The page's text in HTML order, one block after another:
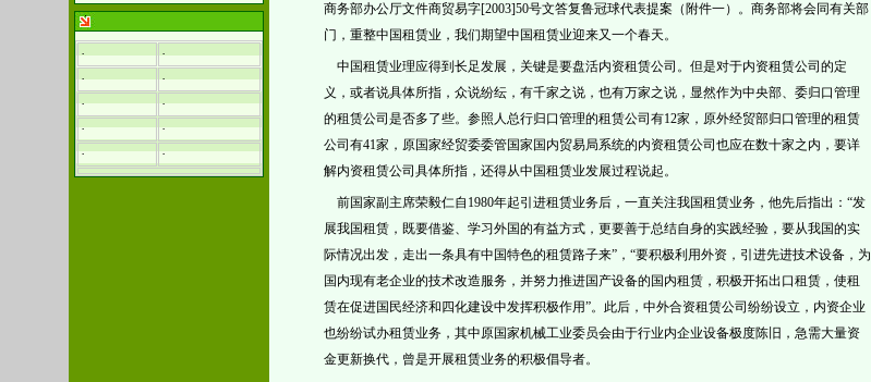
·
·
·
·
·
·
·
·
·
·
商务部办公厅文件商贸易字[2003]50号文答复鲁冠球代表提案（附件一）。商务部将会同有关部
门，重整中国租赁业 ，我们期望中国租赁业迎来又一个春天。
中国租赁业理应得到长足发展，关键是要盘活内资租赁公司。但是对于内资租赁公司的定
义，或者说具体所指，众说纷纭，有千家之说，也有万家之说，显然作为中央部、委归口管理
的租赁公司是否多了些。参照人总行归口管理的租赁公司有12家，原外经贸部归口管理的租赁
公司有41家，原国家经贸委委管国家国内贸易局系统的内资租赁公司也应在数十家之内，要详
解内资租赁公司具体所指，还得从中国租赁业发展过程说起。
前国家副主席荣毅仁自 1980年起引进租赁业务后，一直关注我国租赁业务，他先后指出：“发
展我国租赁，既要借鉴、学习外国的有益方式，更要善于总结自身的实践经验，要从我国的实
际情况出发，走出一条具有中国特色的租赁路子来”，“要积极利用外资，引进先进技术设备，为
国内现有老企业的技术改造服务，并努力推进国产设备的国内租赁，积极开拓出口租赁，使租
赁在促进国民经济和四化建设中发挥积极作用”。此后，中外合资租赁公司纷纷设立，内资企业
也纷纷试办租赁业务，其中原国家机械工业委员会由于行业内企业设备极度陈旧，急需大量资
金更新换代，曾是开展租赁业务的积极倡导者。